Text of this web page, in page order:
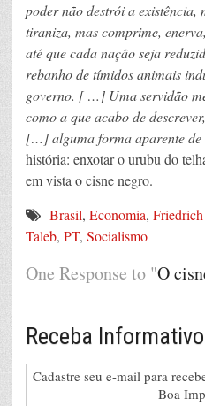
poder não destrói a existência,
tiraniza, mas comprime,
até que cada nação seja
rebanho de tímidos animais
governo. [ …] Uma servidão
como a que acabo de
[…] alguma forma aparente de
história: enxotar o urubu do
em vista o cisne negro.
Brasil, Economia,
Taleb, PT, Socialismo
One Response to "O
Receba
Cadastre seu e-mail para
Boa